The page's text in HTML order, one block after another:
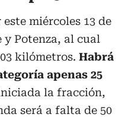
miércoles 13 de
y Potenza, al cual
kilómetros. Habrá
apenas 25
la fracción,
será a falta de 50